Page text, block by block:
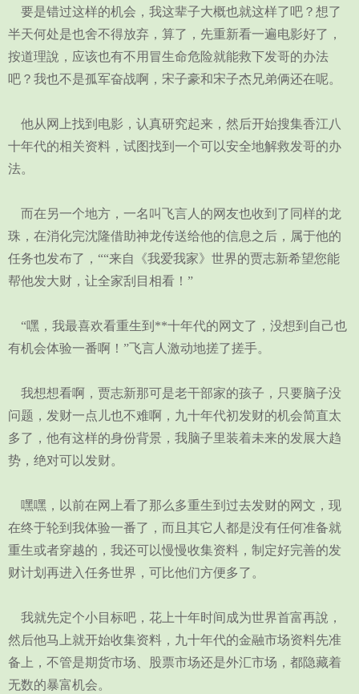
要是错过这样的机会，我这辈子大概也就这样了吧？想了
半天何处是也舍不得放弃，算了，先重新看一遍电影好了，
按道理說，应该也有不用冒生命危险就能救下发哥的办法
吧？我也不是孤军奋战啊，宋子豪和宋子杰兄弟俩还在呢。
他从网上找到电影，认真研究起来，然后开始搜集香江八
十年代的相关资料，试图找到一个可以安全地解救发哥的办
法。
而在另一个地方，一名叫飞言人的网友也收到了同样的龙
珠，在消化完沈隆借助神龙传送给他的信息之后，属于他的
任务也发布了，““来自《我爱我家》世界的贾志新希望您能
帮他发大财，让全家刮目相看！”
“嘿，我最喜欢看重生到**十年代的网文了，没想到自己也
有机会体验一番啊！”飞言人激动地搓了搓手。
我想想看啊，贾志新那可是老干部家的孩子，只要脑子没
问题，发财一点儿也不难啊，九十年代初发财的机会简直太
多了，他有这样的身份背景，我脑子里装着未来的发展大趋
势，绝对可以发财。
嘿嘿，以前在网上看了那么多重生到过去发财的网文，现
在终于轮到我体验一番了，而且其它人都是没有任何准备就
重生或者穿越的，我还可以慢慢收集资料，制定好完善的发
财计划再进入任务世界，可比他们方便多了。
我就先定个小目标吧，花上十年时间成为世界首富再說，
然后他马上就开始收集资料，九十年代的金融市场资料先准
备上，不管是期货市场、股票市场还是外汇市场，都隐藏着
无数的暴富机会。